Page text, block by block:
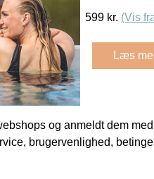
599 kr. (Vis
Læs
og anmeldt dem
brugervenlighed,